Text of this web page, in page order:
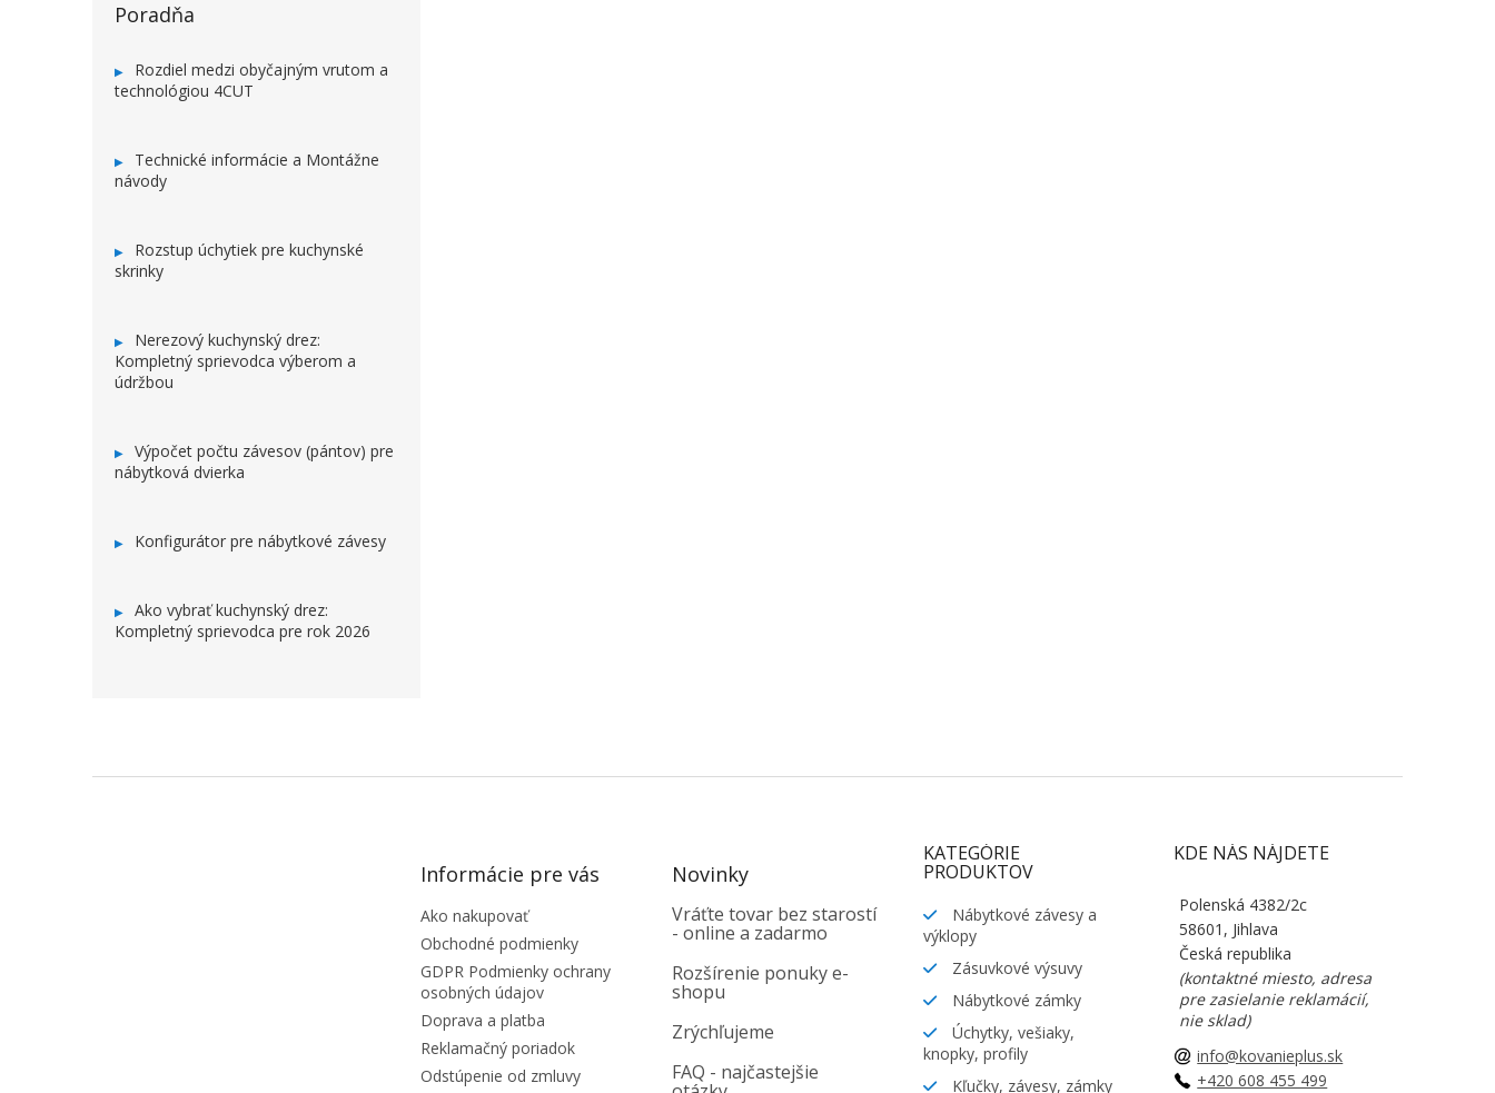
Poradňa
Rozdiel medzi obyčajným vrutom a
technológiou 4CUT
Technické informácie a Montážne
návody
Rozstup úchytiek pre kuchynské
skrinky
Nerezový kuchynský drez:
Kompletný sprievodca výberom a
údržbou
Výpočet počtu závesov (pántov) pre
nábytková dvierka
Konfigurátor pre nábytkové závesy
Ako vybrať kuchynský drez:
Kompletný sprievodca pre rok 2026
Informácie pre vás
Ako nakupovať
Obchodné podmienky
GDPR Podmienky ochrany
osobných údajov
Doprava a platba
Reklamačný poriadok
Odstúpenie od zmluvy
Novinky
Vráťte tovar bez starostí
- online a zadarmo
Rozšírenie ponuky e-
shopu
Zrýchľujeme
FAQ - najčastejšie
KATEGÓRIE
PRODUKTOV
Nábytkové závesy a
výklopy
Zásuvkové výsuvy
Nábytkové zámky
Úchytky, vešiaky,
knopky, profily
Kľučky, závesy, zámky
KDE NÁS NÁJDETE
Polenská 4382/2c
58601, Jihlava
Česká republika
(kontaktné miesto, adresa
pre zasielanie reklamácií,
nie sklad)
info@kovanieplus.sk
+420 608 455 499